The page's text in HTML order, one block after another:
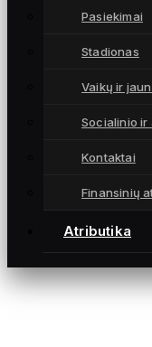
Pasiekimai
Stadionas
Vaikų ir
Socialinio ir
Kontaktai
Finansinių
Atributika
+370 687 33129
Šiauliai, Lietuva